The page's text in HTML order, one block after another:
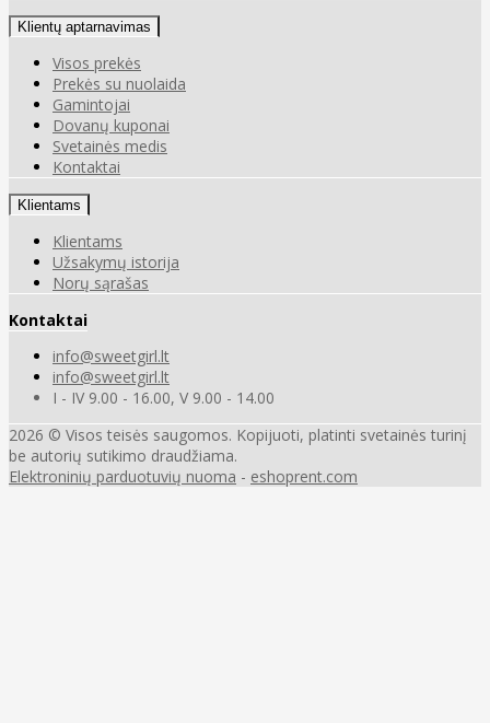
Klientų aptarnavimas
Visos prekės
Prekės su nuolaida
Gamintojai
Dovanų kuponai
Svetainės medis
Kontaktai
Klientams
Klientams
Užsakymų istorija
Norų sąrašas
Kontaktai
info@sweetgirl.lt
info@sweetgirl.lt
I - IV 9.00 - 16.00, V 9.00 - 14.00
2026 © Visos teisės saugomos. Kopijuoti, platinti svetainės turinį
be autorių sutikimo draudžiama.
Elektroninių parduotuvių nuoma - eshoprent.com